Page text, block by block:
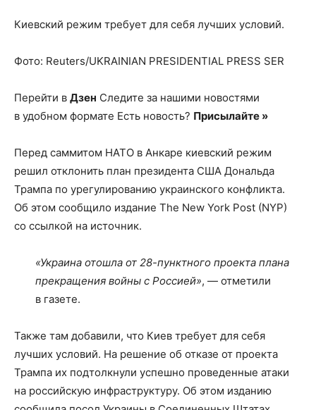
Киевский режим требует для себя лучших условий.
Фото: Reuters/UKRAINIAN PRESIDENTIAL PRESS SER
Перейти в Дзен Следите за нашими новостями
в удобном формате Есть новость? Присылайте »
Перед саммитом НАТО в Анкаре киевский режим
решил отклонить план президента США Дональда
Трампа по урегулированию украинского конфликта.
Об этом сообщило издание The New York Post (NYP)
со ссылкой на источник.
«Украина отошла от 28-пунктного проекта плана
прекращения войны с Россией», — отметили
в газете.
Также там добавили, что Киев требует для себя
лучших условий. На решение об отказе от проекта
Трампа их подтолкнули успешно проведенные атаки
на российскую инфраструктуру. Об этом изданию